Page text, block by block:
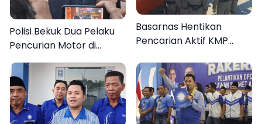
Polisi Bekuk Dua Pelaku
Pencurian Motor di
Bajrasokah Sampang
Basarnas Hentikan
Pencarian Aktif KMP
Orang Masih Hilang